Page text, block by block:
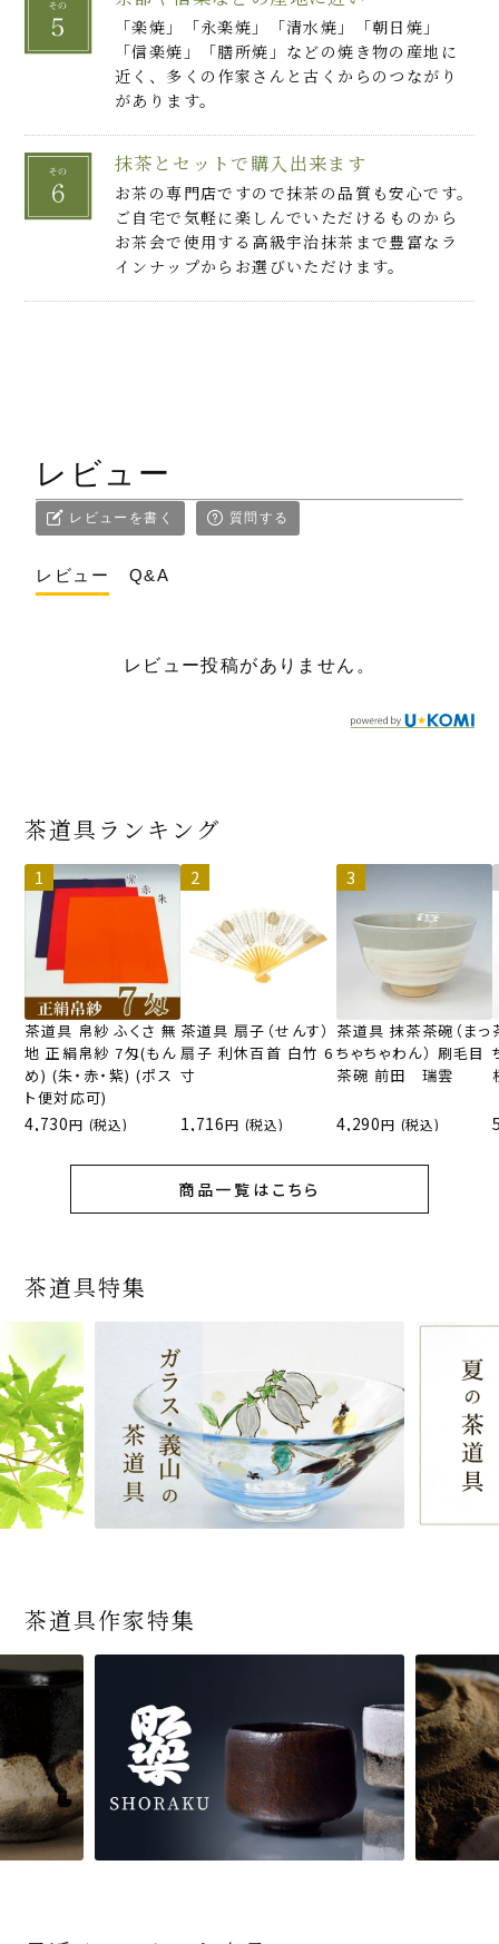
「楽焼」「永楽焼」「清水焼」「朝日焼」
「信楽焼」「膳所焼」などの焼き物の産地に
近く、多くの作家さんと古くからのつながり
があります。
抹茶とセットで購入出来ます
お茶の専門店ですので抹茶の品質も安心です。
ご自宅で気軽に楽しんでいただけるものから
お茶会で使用する高級宇治抹茶まで豊富なラ
インナップからお選びいただけます。
レビュー
レビューを書く 質問する
レビュー Q&A
レビュー投稿がありません。
茶道具ランキング
茶道具 帛紗 ふくさ 無
地 正絹帛紗 7匁(もん
め) (朱・赤・紫) (ポス
ト便対応可)
4,730 (税込)
茶道具 扇子（せんす）
扇子 利休百首 白竹 6
寸
1,716 (税込)
茶道具 抹茶茶碗（まっ
ちゃちゃわん） 刷毛目
茶碗 前田 瑞雲
4,290 (税込)
商品一覧はこちら
茶道具特集
茶道具作家特集